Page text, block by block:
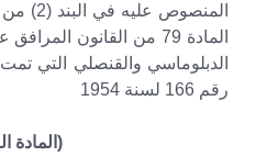
المادة 79 من القانون
الدبلوماسي والقنصلي التي
رقم 166 لسنة 1954
(المادة